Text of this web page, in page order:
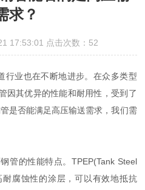
求？
17:53:01 点击次数：52
行业也在不断地进步。在众多类型
因其优异的性能和耐用性，受到了
是否能满足高压输送需求，我们需
管的性能特点。TPEP(Tank Steel
腐蚀性的涂层，可以有效地抵抗